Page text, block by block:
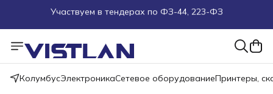
Поможем подобрать оборудование под ТЗ
Пуско-наладочные работы
Пришлите запрос на e-mail или в чат
КолумбусЭлектроникаСетевое оборудованиеПринтеры,